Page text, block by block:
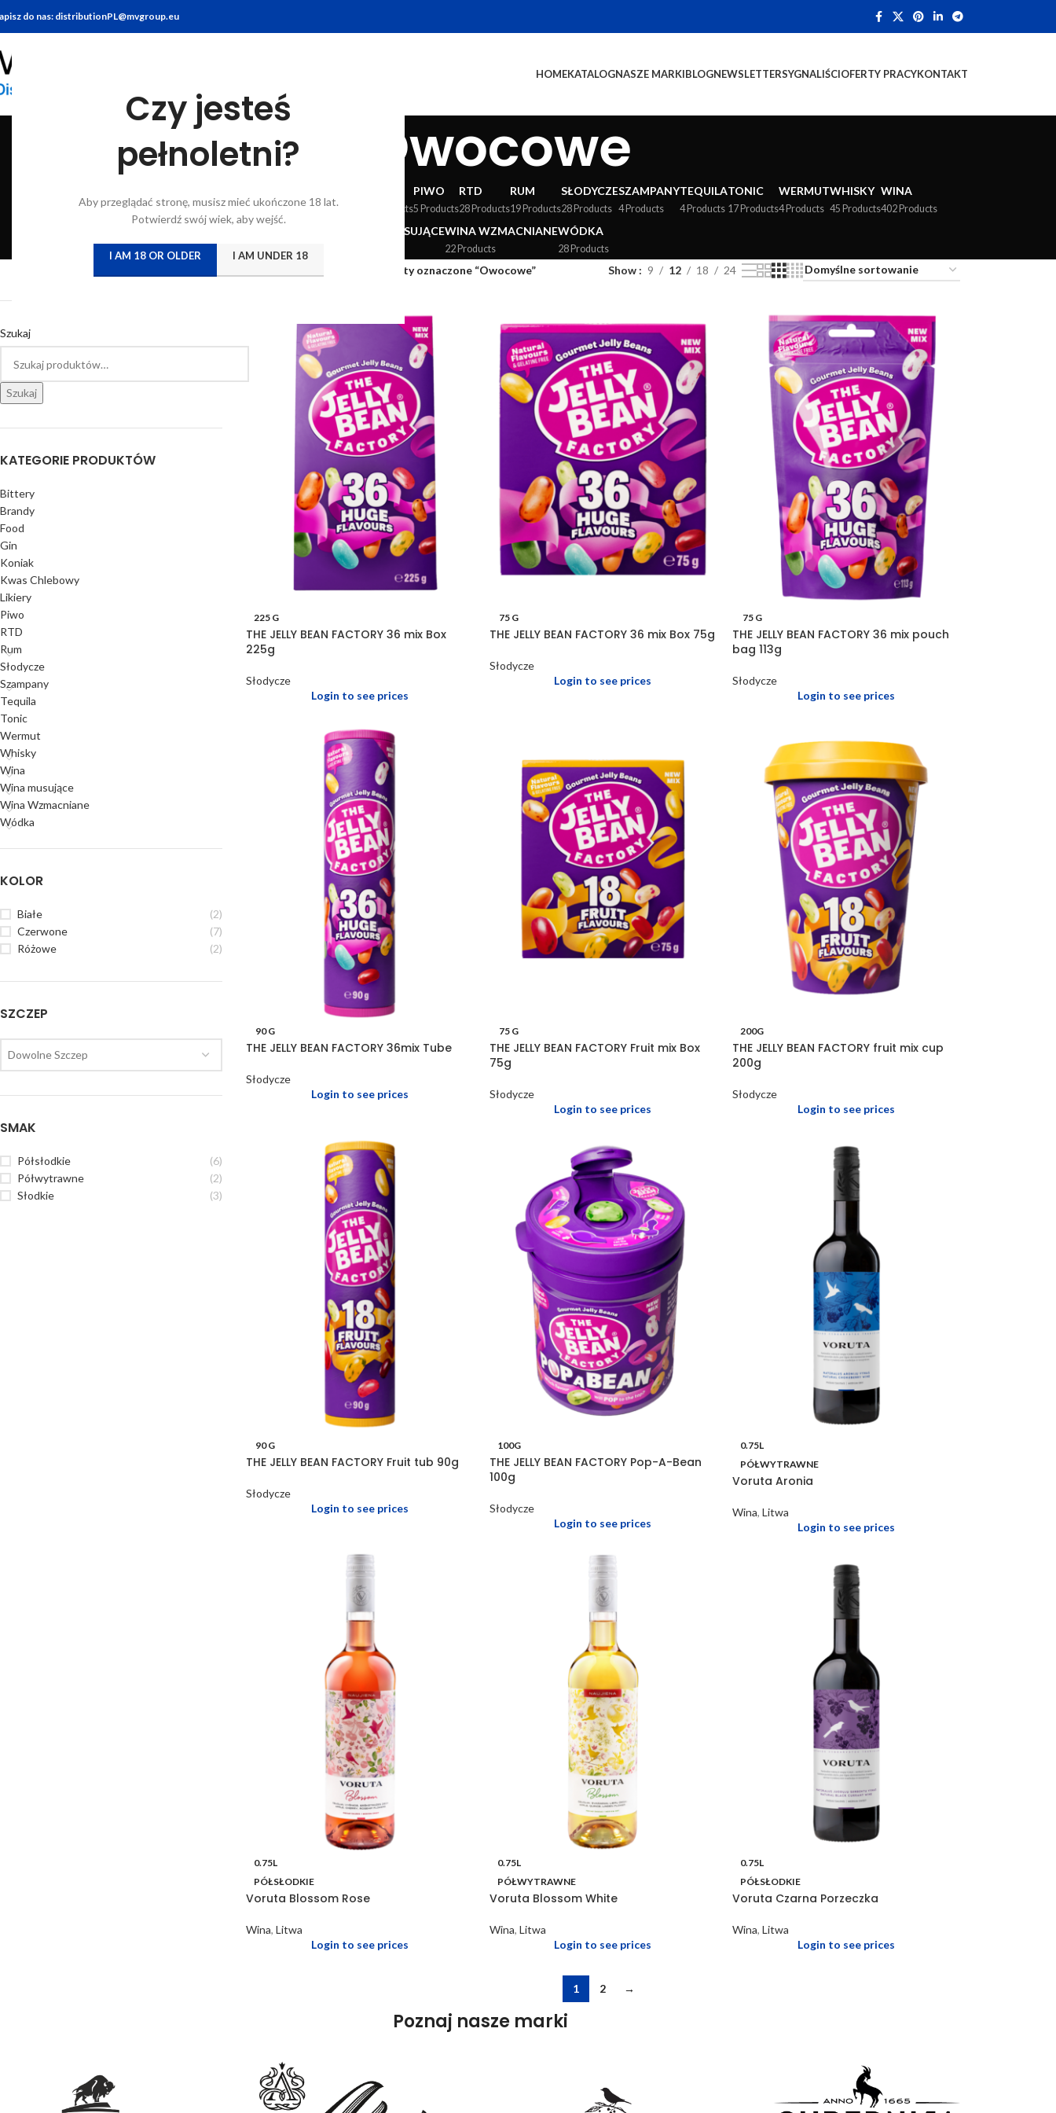
Czy jesteś
pełnoletni?
Aby przeglądać stronę, musisz mieć ukończone 18 lat.
Potwierdź swój wiek, aby wejść.
I AM 18 OR OLDER I AM UNDER 18
do nas: distributionPL@mvgroup.eu
HOMEKATALOGNASZE MARKIBLOGNEWSLETTERSYGNALIŚCIOFERTY PRACYKONTAKT
Owocowe
7 Products10 Products22 Products7 Products5 Products 24 Products
PIWO
5 Products
RTD
28 Products
RUM
19 Products
SŁODYCZE
28 Products
SZAMPANY
4 Products
TEQUILA
4 Products
TONIC
17 Products
WERMUT
4 Products
WHISKY
45 Products
WINA
402 Products
WINA MUSUJĄCEWINA WZMACNIANE
22 Products
WÓDKA
28 Products
Szukaj
Szukaj
KATEGORIE PRODUKTÓW
Bittery
Brandy
Food
Gin
Koniak
Kwas Chlebowy
Likiery
Piwo
RTD
Rum
Słodycze
Szampany
Tequila
Tonic
Wermut
Whisky
Wina
Wina musujące
Wina Wzmacniane
Wódka
KOLOR
Białe
(2)
Czerwone
(7)
Różowe
(2)
SZCZEP
Dowolne Szczep
SMAK
Półsłodkie
(6)
Półwytrawne
(2)
Słodkie
(3)
Produkty oznaczone “Owocowe” Show 9 12 18 24
225 G
THE JELLY BEAN FACTORY 36 mix Box
225g
Słodycze
Login to see prices
75 G
THE JELLY BEAN FACTORY 36 mix Box 75g
Słodycze
Login to see prices
75 G
THE JELLY BEAN FACTORY 36 mix pouch
bag 113g
Słodycze
Login to see prices
90 G
THE JELLY BEAN FACTORY 36mix Tube
Słodycze
Login to see prices
75 G
THE JELLY BEAN FACTORY Fruit mix Box
75g
Słodycze
Login to see prices
200G
THE JELLY BEAN FACTORY fruit mix cup
200g
Słodycze
Login to see prices
90 G
THE JELLY BEAN FACTORY Fruit tub 90g
Słodycze
Login to see prices
100G
THE JELLY BEAN FACTORY Pop-A-Bean
100g
Słodycze
Login to see prices
0.75L
PÓŁWYTRAWNE
Voruta Aronia
Wina, Litwa
Login to see prices
0.75L
PÓŁSŁODKIE
Voruta Blossom Rose
Wina, Litwa
Login to see prices
0.75L
PÓŁWYTRAWNE
Voruta Blossom White
Wina, Litwa
Login to see prices
0.75L
PÓŁSŁODKIE
Voruta Czarna Porzeczka
Wina, Litwa
Login to see prices
1 2 →
Poznaj nasze marki